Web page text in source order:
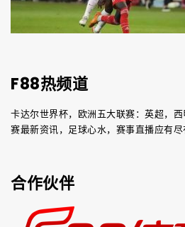
F88热频道
卡达尔世界杯，欧洲五大联赛：英超，
赛最新资讯，足球心水，赛事直播应有尽
合作伙伴